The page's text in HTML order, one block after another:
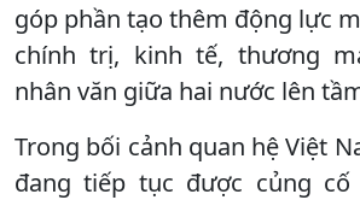
góp phần tạo thêm động lực
chính trị, kinh tế, thương
nhân văn giữa hai nước lên
Trong bối cảnh quan hệ Việt
đang tiếp tục được củng